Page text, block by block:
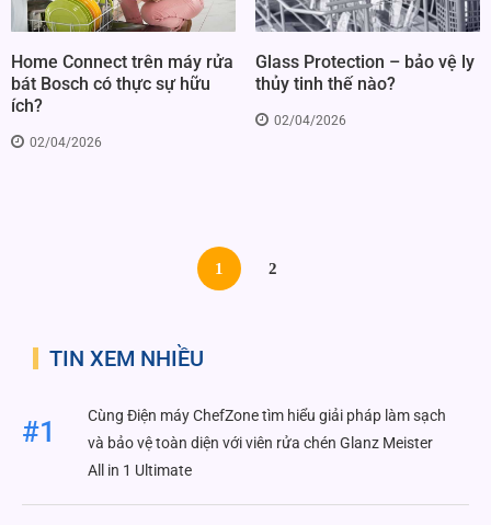
Home Connect trên máy rửa
bát Bosch có thực sự hữu
ích?
02/04/2026
Glass Protection – bảo vệ ly
thủy tinh thế nào?
02/04/2026
1 2
TIN XEM NHIỀU
#1
Cùng Điện máy ChefZone tìm hiểu giải pháp làm sạch
và bảo vệ toàn diện với viên rửa chén Glanz Meister
All in 1 Ultimate